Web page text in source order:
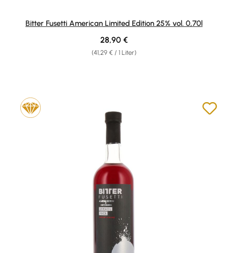
Bitter Fusetti American Limited Edition 25% vol. 0,70l
(41,29 € / 1 Liter)
Regulärer Preis:
28,90 €